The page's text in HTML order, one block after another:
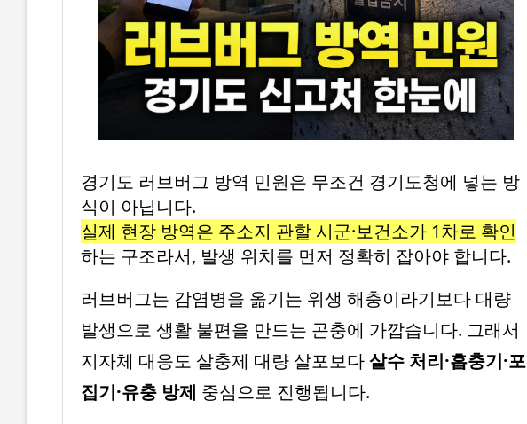
경기도 러브버그 방역 민원은 무조건 경기도청에 넣는 방
식이 아닙니다.
실제 현장 방역은 주소지 관할 시군·보건소가 1차로 확인
하는 구조라서, 발생 위치를 먼저 정확히 잡아야 합니다.
러브버그는 감염병을 옮기는 위생 해충이라기보다 대량
발생으로 생활 불편을 만드는 곤충에 가깝습니다. 그래서
지자체 대응도 살충제 대량 살포보다살수 처리·흡충기·포
집기·유충 방제 중심으로 진행됩니다.